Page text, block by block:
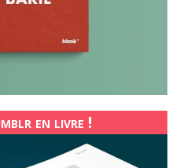
en livre !